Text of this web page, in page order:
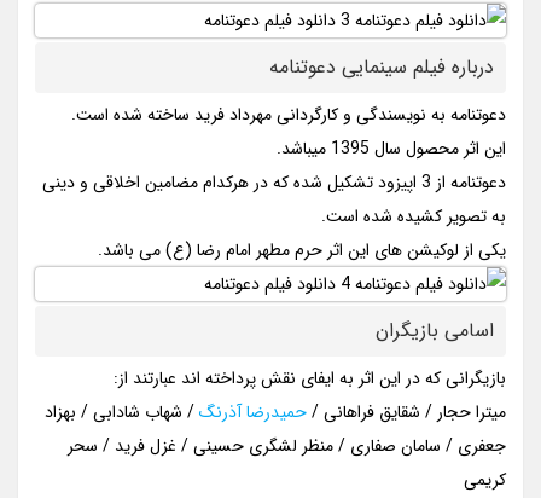
درباره فیلم سینمایی دعوتنامه
دعوتنامه به نویسندگی و کارگردانی مهرداد فرید ساخته شده است.
این اثر محصول سال 1395 میباشد.
دعوتنامه از 3 اپیزود تشکیل شده که در هرکدام مضامین اخلاقی و دینی
به تصویر کشیده شده است.
یکی از لوکیشن های این اثر حرم مطهر امام رضا (ع) می باشد.
اسامی بازیگران
بازیگرانی که در این اثر به ایفای نقش پرداخته اند عبارتند از:
میترا حجار / شقایق فراهانی /حمیدرضا آذرنگ/ شهاب شادابی / بهزاد
جعفری / سامان صفاری / منظر لشگری حسینی / غزل فرید / سحر
کریمی